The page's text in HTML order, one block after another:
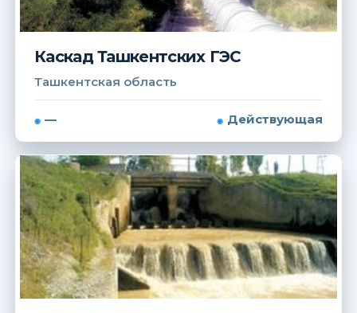
Каскад Ташкентских ГЭС
Ташкентская область
— Действующая